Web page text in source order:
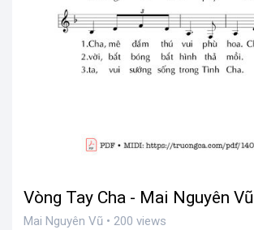
Vòng Tay Cha - Mai Nguyên Vũ
Mai Nguyên Vũ • 200 views